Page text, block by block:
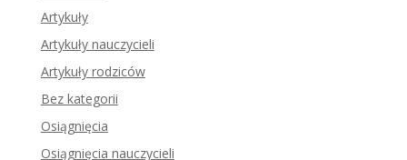
Artykuły
Artykuły nauczycieli
Artykuły rodziców
Bez kategorii
Osiągnięcia
Osiągnięcia nauczycieli